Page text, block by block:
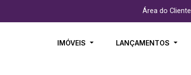
Área do Cliente
IMÓVEIS LANÇAMENTOS